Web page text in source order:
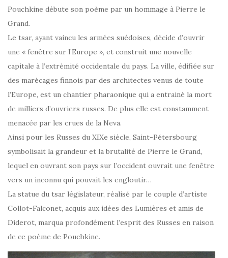
Pouchkine débute son poème par un hommage à Pierre le
Grand.
Le tsar, ayant vaincu les armées suédoises, décide d’ouvrir
une « fenêtre sur l’Europe », et construit une nouvelle
capitale à l’extrémité occidentale du pays. La ville, édifiée sur
des marécages finnois par des architectes venus de toute
l’Europe, est un chantier pharaonique qui a entrainé la mort
de milliers d’ouvriers russes. De plus elle est constamment
menacée par les crues de la Neva.
Ainsi pour les Russes du XIXe siècle, Saint-Pétersbourg
symbolisait la grandeur et la brutalité de Pierre le Grand,
lequel en ouvrant son pays sur l’occident ouvrait une fenêtre
vers un inconnu qui pouvait les engloutir…
La statue du tsar législateur, réalisé par le couple d’artiste
Collot-Falconet, acquis aux idées des Lumières et amis de
Diderot, marqua profondément l’esprit des Russes en raison
de ce poème de Pouchkine.